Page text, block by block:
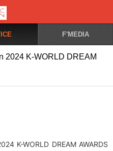
F'MEDIA
2024 K-WORLD DREAM
K-WORLD DREAM AWARDS